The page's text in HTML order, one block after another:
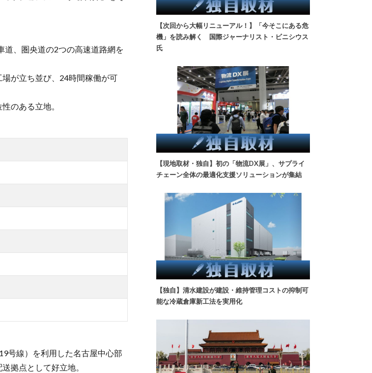
道、圏央道の2つの高速道路網を
が立ち並び、24時間稼働が可
のある立地。
号線）を利用した名古屋中心部
拠点として好立地。
【次回から大幅リニューアル！】「今そこにある危
機」を読み解く 国際ジャーナリスト・ビニシウス
氏
【現地取材・独自】初の「物流DX展」、サプライ
チェーン全体の最適化支援ソリューションが集結
【独自】清水建設が建設・維持管理コストの抑制可
能な冷蔵倉庫新工法を実用化